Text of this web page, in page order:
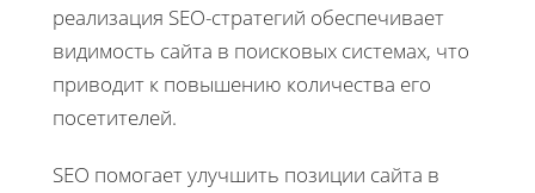
реализация SEO-стратегий обеспечивает
видимость сайта в поисковых системах, что
приводит к повышению количества его
посетителей.
SEO помогает улучшить позиции сайта в